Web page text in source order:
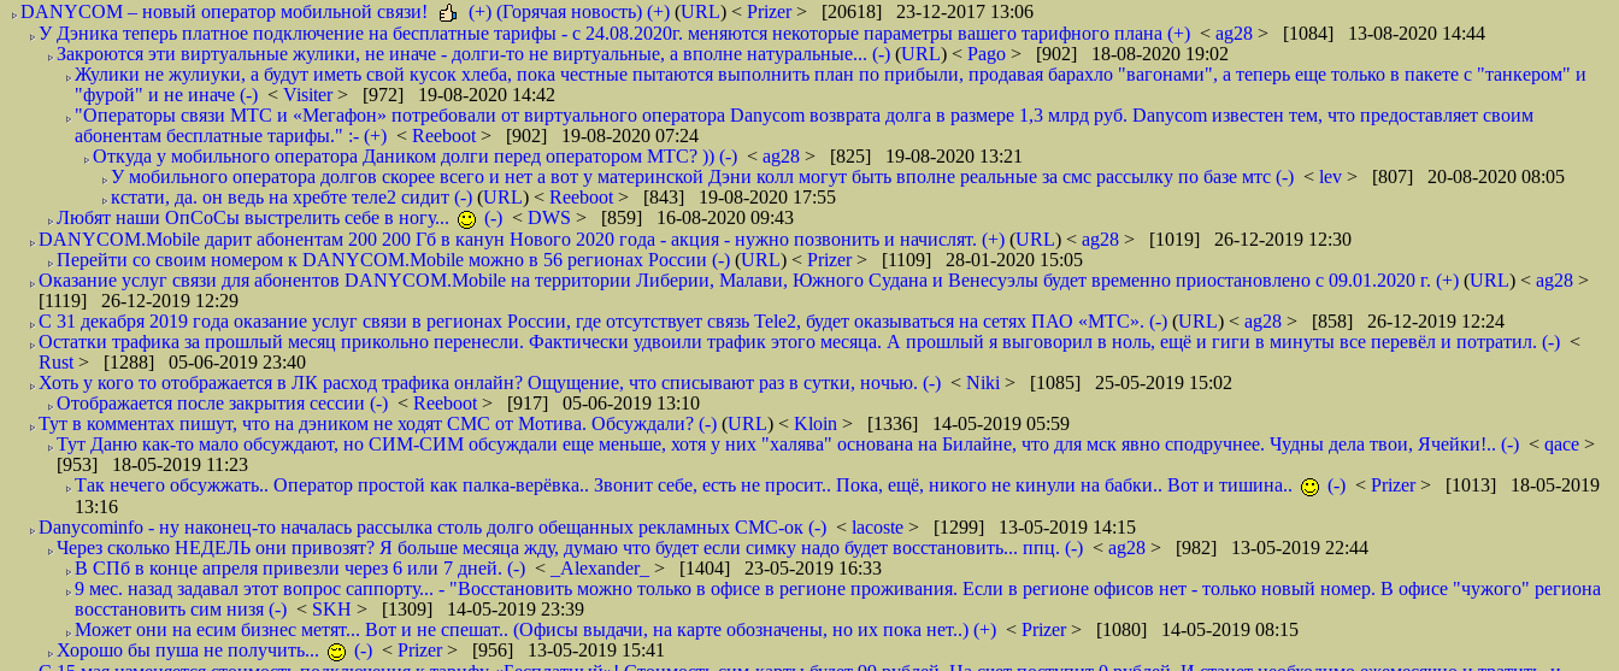
DANYCOM – новый оператор мобильной связи! (+) (Горячая новость) (+) (URL) < Prizer> [20618] 23-12-2017 13:06
У Дэника теперь платное подключение на бесплатные тарифы - с 24.08.2020г. меняются некоторые параметры вашего тарифного плана (+) < ag28 > [1084] 13-08-2020 14:44
Закроются эти виртуальные жулики, не иначе - долги-то не виртуальные, а вполне натуральные... (-) (URL) < Pago > [902] 18-08-2020 19:02
Жулики не жулиуки, а будут иметь свой кусок хлеба, пока честные пытаются выполнить план по прибыли, продавая барахло "вагонами", а теперь еще только в пакете с "танкером" и
"фурой" и не иначе (-) < Visiter> [972] 19-08-2020 14:42
"Операторы связи МТС и «Мегафон» потребовали от виртуального оператора Danycom возврата долга в размере 1,3 млрд руб. Danycom известен тем, что предоставляет своим
абонентам бесплатные тарифы." :- (+) < Reeboot > [902] 19-08-2020 07:24
Откуда у мобильного оператора Даником долги перед оператором МТС? )) (-) < ag28 > [825] 19-08-2020 13:21
У мобильного оператора долгов скорее всего и нет а вот у материнской Дэни колл могут быть вполне реальные за смс рассылку по базе мтс (-) < lev > [807] 20-08-2020 08:05
кстати, да. он ведь на хребте теле2 сидит (-) (URL) < Reeboot > [843] 19-08-2020 17:55
Любят наши ОпСоСы выстрелить себе в ногу...
(-) < DWS > [859] 16-08-2020 09:43
DANYCOM.Mobile дарит абонентам 200 200 Гб в канун Нового 2020 года - акция - нужно позвонить и начислят. (+) (URL) < ag28 > [1019] 26-12-2019 12:30
Перейти со своим номером к DANYCOM.Mobile можно в 56 регионах России (-) (URL) < Prizer> [1109] 28-01-2020 15:05
Оказание услуг связи для абонентов DANYCOM.Mobile на территории Либерии, Малави, Южного Судана и Венесуэлы будет временно приостановлено с 09.01.2020 г. (+) (URL) < ag28 >
[1119] 26-12-2019 12:29
С 31 декабря 2019 года оказание услуг связи в регионах России, где отсутствует связь Tele2, будет оказываться на сетях ПАО «МТС». (-) (URL) < ag28 > [858] 26-12-2019 12:24
Остатки трафика за прошлый месяц прикольно перенесли. Фактически удвоили трафик этого месяца. А прошлый я выговорил в ноль, ещё и гиги в минуты все перевёл и потратил. (-) <
Rust > [1288] 05-06-2019 23:40
Хоть у кого то отображается в ЛК расход трафика онлайн? Ощущение, что списывают раз в сутки, ночью. (-) < Niki > [1085] 25-05-2019 15:02
Отображается после закрытия сессии (-) < Reeboot > [917] 05-06-2019 13:10
Тут в комментах пишут, что на дэником не ходят СМС от Мотива. Обсуждали? (-) (URL) < Kloin > [1336] 14-05-2019 05:59
Тут Даню как-то мало обсуждают, но СИМ-СИМ обсуждали еще меньше, хотя у них "халява" основана на Билайне, что для мск явно сподручнее. Чудны дела твои, Ячейки!.. (-) < qace >
[953] 18-05-2019 11:23
Так нечего обсужжать.. Оператор простой как палка-верёвка.. Звонит себе, есть не просит.. Пока, ещё, никого не кинули на бабки.. Вот и тишина..
(-) < Prizer> [1013] 18-05-2019
13:16
Danycominfo - ну наконец-то началась рассылка столь долго обещанных рекламных СМС-ок (-) < lacoste > [1299] 13-05-2019 14:15
Через сколько НЕДЕЛЬ они привозят? Я больше месяца жду, думаю что будет если симку надо будет восстановить... ппц. (-) < ag28 > [982] 13-05-2019 22:44
В СПб в конце апреля привезли через 6 или 7 дней. (-) < _Alexander_ > [1404] 23-05-2019 16:33
9 мес. назад задавал этот вопрос саппорту... - "Восстановить можно только в офисе в регионе проживания. Если в регионе офисов нет - только новый номер. В офисе "чужого" региона
восстановить сим низя (-) < SKH > [1309] 14-05-2019 23:39
Может они на есим бизнес метят... Вот и не спешат.. (Офисы выдачи, на карте обозначены, но их пока нет..) (+) < Prizer> [1080] 14-05-2019 08:15
Хорошо бы пуша не получить...
(-) < Prizer> [956] 13-05-2019 15:41